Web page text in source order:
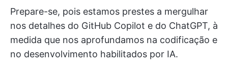
Prepare-se, pois estamos prestes a mergulhar
nos detalhes do GitHub Copilot e do ChatGPT, à
medida que nos aprofundamos na codificação e
no desenvolvimento habilitados por IA.